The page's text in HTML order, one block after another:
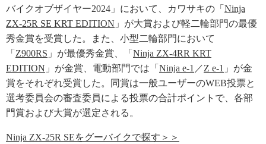
バイクオブザイヤー2024」において、カワサキの「 Ninja
ZX-25R SE KRT EDITION 」が大賞および軽二輪部門の最優
秀金賞を受賞した。また、小型二輪部門において
「 Z900RS 」が最優秀金賞、「 Ninja ZX-4RR KRT
EDITION 」が金賞、電動部門では「 Ninja e-1 ／Z e-1 」が金
賞をそれぞれ受賞した。同賞は一般ユーザーのWEB投票と
選考委員会の審査委員による投票の合計ポイントで、各部
門賞および大賞が選定される。
Ninja ZX-25R SEをグーバイクで探す＞＞